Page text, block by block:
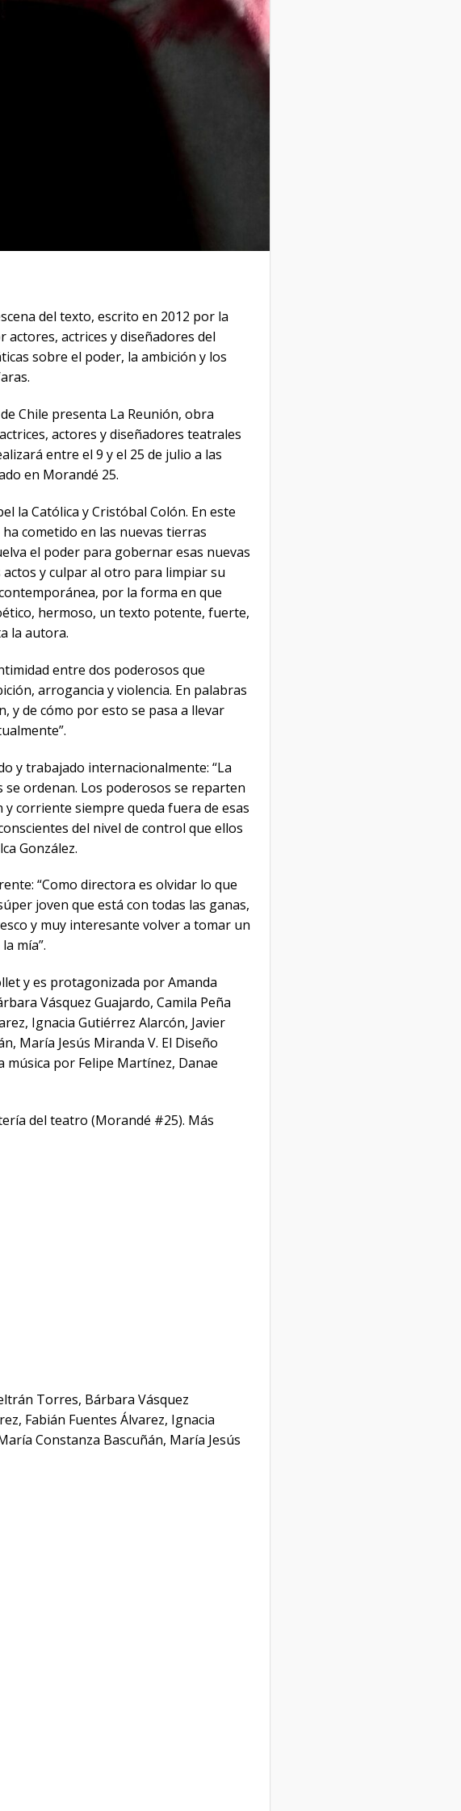
del texto, escrito en 2012 por la
actrices y diseñadores del
sobre el poder, la ambición y los
Chile presenta La Reunión, obra
actores y diseñadores teatrales
entre el 9 y el 25 de julio a las
en Morandé 25.
la Católica y Cristóbal Colón. En este
cometido en las nuevas tierras
el poder para gobernar esas nuevas
y culpar al otro para limpiar su
por la forma en que
hermoso, un texto potente, fuerte,
la autora.
entre dos poderosos que
arrogancia y violencia. En palabras
y de cómo por esto se pasa a llevar
y trabajado internacionalmente: “La
ordenan. Los poderosos se reparten
corriente siempre queda fuera de esas
del nivel de control que ellos
González.
“Como directora es olvidar lo que
joven que está con todas las ganas,
y muy interesante volver a tomar un
mía”.
y es protagonizada por Amanda
Vásquez Guajardo, Camila Peña
Ignacia Gutiérrez Alarcón, Javier
María Jesús Miranda V. El Diseño
música por Felipe Martínez, Danae
del teatro (Morandé #25). Más
Torres, Bárbara Vásquez
Fabián Fuentes Álvarez, Ignacia
Constanza Bascuñán, María Jesús